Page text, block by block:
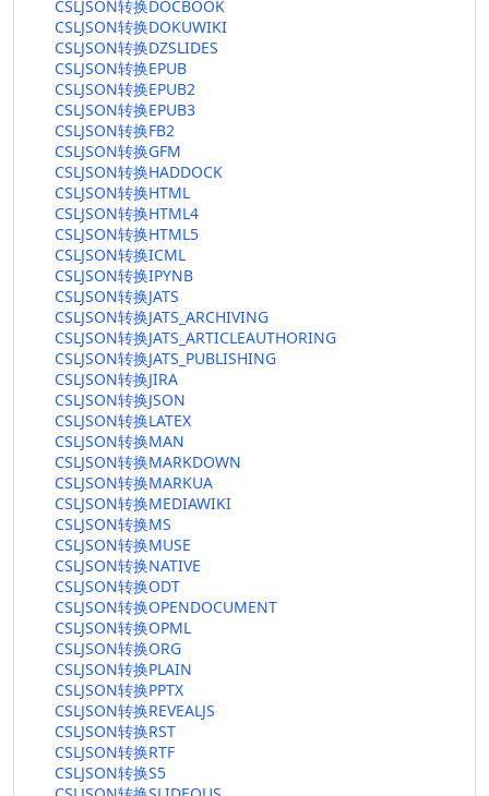
CSLJSON转换DOCBOOK
CSLJSON转换DOKUWIKI
CSLJSON转换DZSLIDES
CSLJSON转换EPUB
CSLJSON转换EPUB2
CSLJSON转换EPUB3
CSLJSON转换FB2
CSLJSON转换GFM
CSLJSON转换HADDOCK
CSLJSON转换HTML
CSLJSON转换HTML4
CSLJSON转换HTML5
CSLJSON转换ICML
CSLJSON转换IPYNB
CSLJSON转换JATS
CSLJSON转换JATS_ARCHIVING
CSLJSON转换JATS_ARTICLEAUTHORING
CSLJSON转换JATS_PUBLISHING
CSLJSON转换JIRA
CSLJSON转换JSON
CSLJSON转换LATEX
CSLJSON转换MAN
CSLJSON转换MARKDOWN
CSLJSON转换MARKUA
CSLJSON转换MEDIAWIKI
CSLJSON转换MS
CSLJSON转换MUSE
CSLJSON转换NATIVE
CSLJSON转换ODT
CSLJSON转换OPENDOCUMENT
CSLJSON转换OPML
CSLJSON转换ORG
CSLJSON转换PLAIN
CSLJSON转换PPTX
CSLJSON转换REVEALJS
CSLJSON转换RST
CSLJSON转换RTF
CSLJSON转换S5